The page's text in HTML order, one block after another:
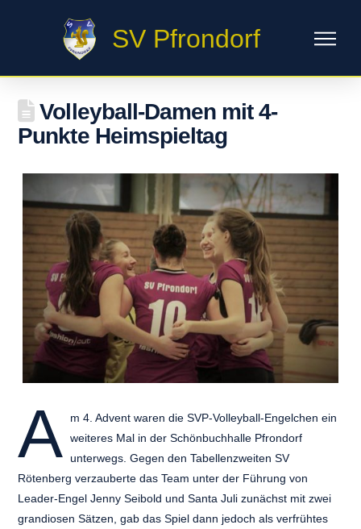
SV Pfrondorf
Volleyball-Damen mit 4-
Punkte Heimspieltag
A
m 4. Advent waren die SVP-Volleyball-Engelchen ein
weiteres Mal in der Schönbuchhalle Pfrondorf
unterwegs. Gegen den Tabellenzweiten SV
Rötenberg verzauberte das Team unter der Führung von
Leader-Engel Jenny Seibold und Santa Juli zunächst mit zwei
grandiosen Sätzen, gab das Spiel dann jedoch als verfrühtes